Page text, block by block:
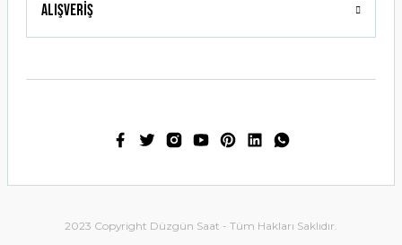
Alışveriş
2023 Copyright Düzgün Saat - Tüm Hakları Saklıdır.